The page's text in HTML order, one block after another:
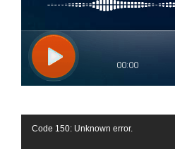
Reproductor
Code 150: Unknown error.